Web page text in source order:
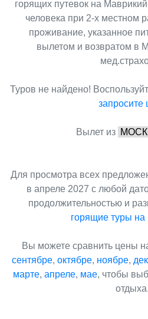
горящих путевок на
человека при 2-х местном
проживание, указанное
вылетом и возвратом в
Туров не найдено!
запросите
Вылет из
Для просмотра всех
в апреле 2027 с любой
продолжительностью и
горящие туры на
Вы можете сравнить цены
сентябре, октябре, ноябре,
марте, апреле, мае, чтобы
отдыха.